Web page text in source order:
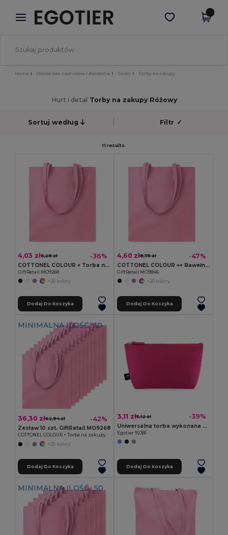
× Aplikacja Egotier
Lepsze ceny w aplikacji!
Pobierz app
Home Odzież bez nadruków | Akcesoria Torby Torby na zakupy
Hurt i detal Torby na zakupy Różowy
Sortuj według Filtr ✓
11 results.
4,03 zł6,29 zł -36%
COTTONEL COLOUR + Torba na zakupy
GiftRetail MO9268
+20 kolory
Dodaj Do Koszyka
4,60 zł8,75 zł -47%
COTTONEL COLOUR ++ Bawełniana torba na zakupy
GiftRetail MO9846
+20 kolory
Dodaj Do Koszyka
MINIMALNA ILOŚĆ.: 10
36,30 zł62,94 zł -42%
Zestaw 10 szt. GiftRetail MO9268
COTTONEL COLOUR + Torba na zakupy
+20 kolory
Dodaj Do Koszyka
3,11 zł5,12 zł -39%
Uniwersalna torba wykonana z filcu z recyklingu (100% rPET)
Egotier 92381
Dodaj Do Koszyka
MINIMALNA ILOŚĆ.: 50